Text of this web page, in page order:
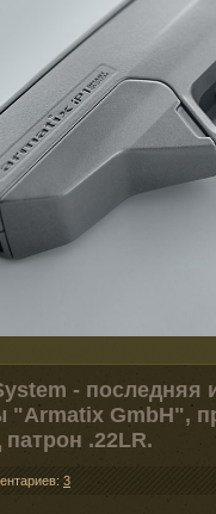
- последняя
"Armatix GmbH",
.22LR.
3